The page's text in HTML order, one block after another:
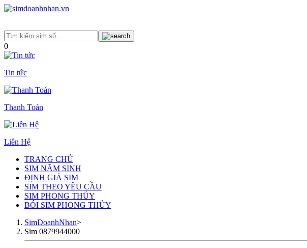
0
Tin tức
Thanh Toán
Liên Hệ
TRANG CHỦ
SIM NĂM SINH
ĐỊNH GIÁ SIM
SIM THEO YÊU CẦU
SIM PHONG THỦY
BÓI SIM PHONG THỦY
SimDoanhNhan>
Sim 0879944000